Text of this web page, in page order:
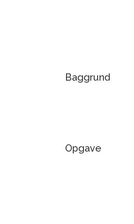
Baggrund
Opgave